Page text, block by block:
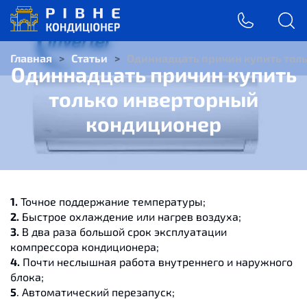
Главная > Статьи > Одиннадцать причин купить
Одиннадцать причин купить
только инверторный
кондиционер
1. Точное поддержание температуры;
2. Быстрое охлаждение или нагрев воздуха;
3. В два раза большой срок эксплуатации
компрессора кондиционера;
4. Почти неслышная работа внутреннего и наружного
блока;
5. Автоматический перезапуск;